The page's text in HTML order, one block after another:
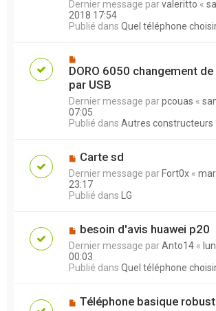
Dernier message parvaleritto «
2018 17:54
Publié dans Quel téléphone
DORO 6050 changement
par USB
Dernier message parpcouas «
07:05
Publié dans Autres constructeurs
Carte sd
Dernier message par Fort0x «
23:17
Publié dans LG
besoin d'avis huawei p20
Dernier message parAnto14 «
00:03
Publié dans Quel téléphone
Téléphone basique